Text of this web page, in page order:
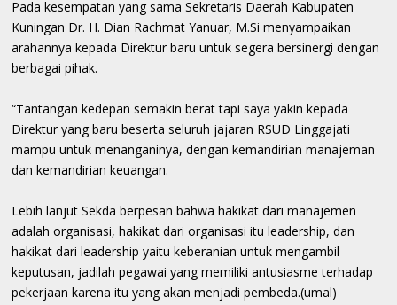
Pada kesempatan yang sama Sekretaris Daerah Kabupaten
Kuningan Dr. H. Dian Rachmat Yanuar, M.Si menyampaikan
arahannya kepada Direktur baru untuk segera bersinergi dengan
berbagai pihak.
“Tantangan kedepan semakin berat tapi saya yakin kepada
Direktur yang baru beserta seluruh jajaran RSUD Linggajati
mampu untuk menanganinya, dengan kemandirian manajeman
dan kemandirian keuangan.
Lebih lanjut Sekda berpesan bahwa hakikat dari manajemen
adalah organisasi, hakikat dari organisasi itu leadership, dan
hakikat dari leadership yaitu keberanian untuk mengambil
keputusan, jadilah pegawai yang memiliki antusiasme terhadap
pekerjaan karena itu yang akan menjadi pembeda.(umal)